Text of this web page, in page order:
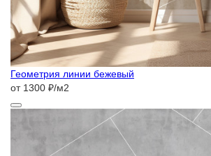
Геометрия линии бежевый
от 1300 ₽/м2